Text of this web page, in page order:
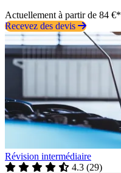
Actuellement à partir de 84 €*
Recevez des devis
Révision intermédiaire
4.3 (29)